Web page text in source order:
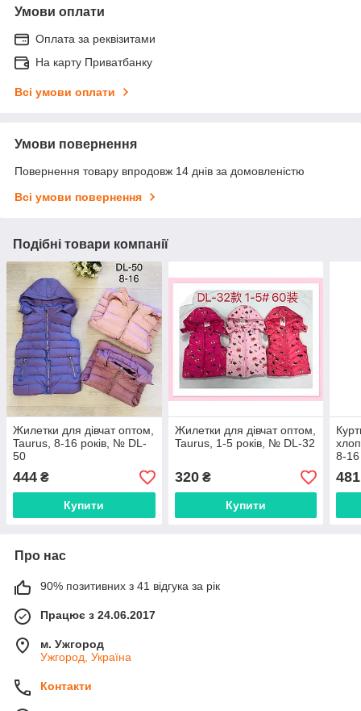
Умови оплати
Оплата за реквізитами
На карту Приватбанку
Всі умови оплати
Умови повернення
Повернення товару впродовж 14 днів за домовленістю
Всі умови повернення
Подібні товари компанії
Жилетки для дівчат оптом,
Taurus, 8-16 років, № DL-
50
444 ₴
Купити
Жилетки для дівчат оптом,
Taurus, 1-5 років, № DL-32
320₴
Купити
8-
481
Про нас
90% позитивних з 41 відгука за рік
Працює з 24.06.2017
м. Ужгород
Ужгород, Україна
Контакти